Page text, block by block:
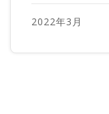
2022年3月